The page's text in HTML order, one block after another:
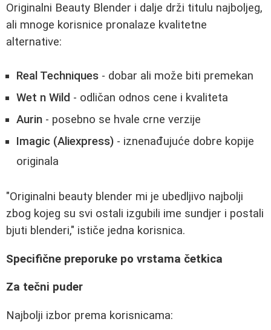
Originalni Beauty Blender i dalje drži titulu najboljeg,
ali mnoge korisnice pronalaze kvalitetne
alternative:
Real Techniques - dobar ali može biti premekan
Wet n Wild - odličan odnos cene i kvaliteta
Aurin - posebno se hvale crne verzije
Imagic (Aliexpress) - iznenađujuće dobre kopije
originala
"Originalni beauty blender mi je ubedljivo najbolji
zbog kojeg su svi ostali izgubili ime sundjer i postali
bjuti blenderi," ističe jedna korisnica.
Specifične preporuke po vrstama četkica
Za tečni puder
Najbolji izbor prema korisnicama: